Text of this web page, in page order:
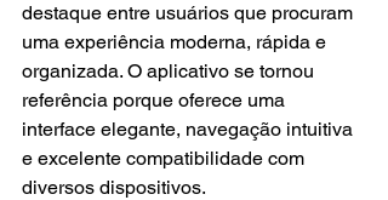
destaque entre usuários que procuram
uma experiência moderna, rápida e
organizada. O aplicativo se tornou
referência porque oferece uma
interface elegante, navegação intuitiva
e excelente compatibilidade com
diversos dispositivos.